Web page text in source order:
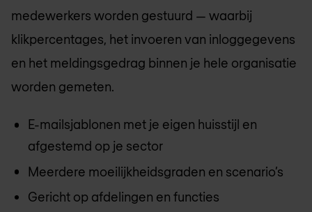
medewerkers worden gestuurd — waarbij
klikpercentages, het invoeren van inloggegevens
en het meldingsgedrag binnen je hele organisatie
worden gemeten.
E-mailsjablonen met je eigen huisstijl en
afgestemd op je sector
Meerdere moeilijkheidsgraden en scenario’s
Gericht op afdelingen en functies